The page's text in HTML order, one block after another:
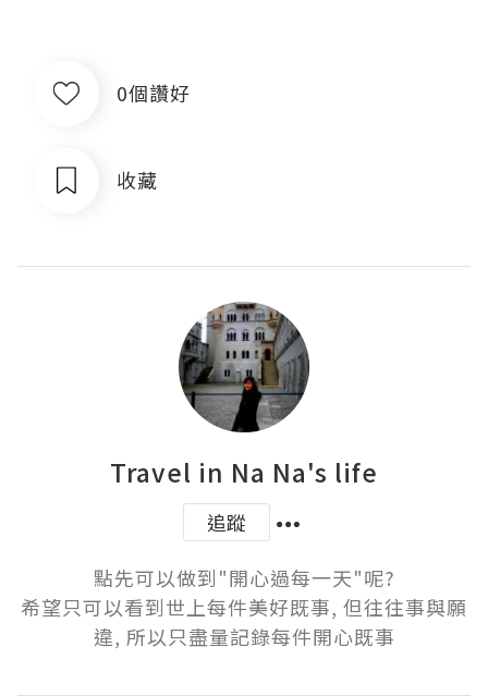
0個讚好
收藏
Travel in Na Na's life
追蹤
點先可以做到"開心過每一天"呢?
希望只可以看到世上每件美好既事, 但往往事與願
違, 所以只盡量記錄每件開心既事